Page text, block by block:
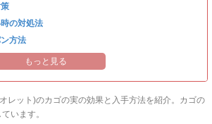
の対処法
方法
なポケモンが登場！
もっと見る
レット)のカゴの実の効果と入手方法を紹介。カゴの
います。